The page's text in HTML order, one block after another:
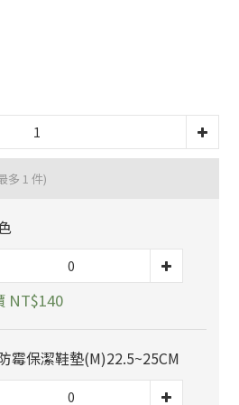
多 1 件)
NT$140
霉保潔鞋墊(M)22.5~25CM